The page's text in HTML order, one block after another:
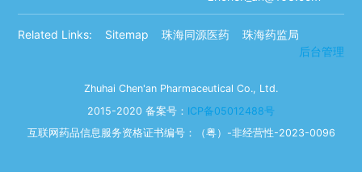
Related Links: Sitemap 珠海同源医药
珠海药监局
后台管理
Zhuhai Chen'an Pharmaceutical Co., Ltd.
2015-2020 备案号： ICP备05012488号
互联网药品信息服务资格证书编号：（粤）-非经营性-2023-0096